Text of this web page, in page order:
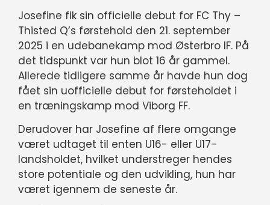
Josefine fik sin officielle debut for FC Thy –
Thisted Q’s førstehold den 21. september
2025 i en udebanekamp mod Østerbro IF. På
det tidspunkt var hun blot 16 år gammel.
Allerede tidligere samme år havde hun dog
fået sin uofficielle debut for førsteholdet i
en træningskamp mod Viborg FF.
Derudover har Josefine af flere omgange
været udtaget til enten U16- eller U17-
landsholdet, hvilket understreger hendes
store potentiale og den udvikling, hun har
været igennem de seneste år.